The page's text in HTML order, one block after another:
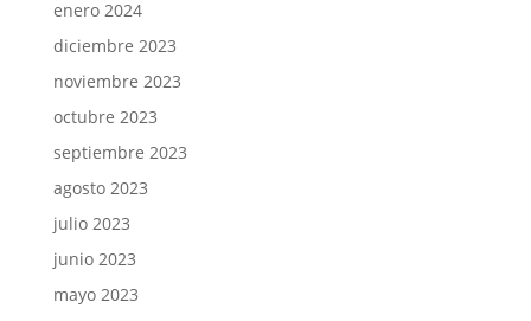
enero 2024
diciembre 2023
noviembre 2023
octubre 2023
septiembre 2023
agosto 2023
julio 2023
junio 2023
mayo 2023